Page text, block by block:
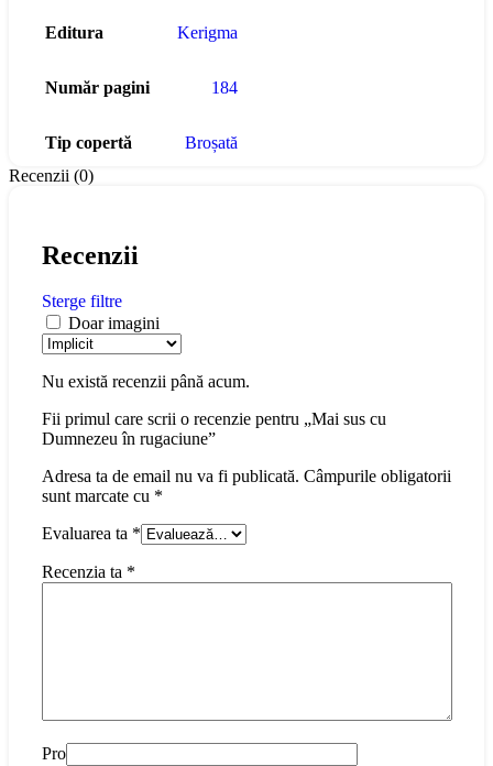
Editura Kerigma
Număr pagini 184
Tip copertă
Broșată
Recenzii (0)
Recenzii
Sterge filtre
Doar imagini
Nu există recenzii până acum.
Fii primul care scrii o recenzie pentru „Mai sus cu
Dumnezeu în rugaciune”
Adresa ta de email nu va fi publicată. Câmpurile obligatorii
sunt marcate cu *
Evaluarea ta *
Recenzia ta *
Pro